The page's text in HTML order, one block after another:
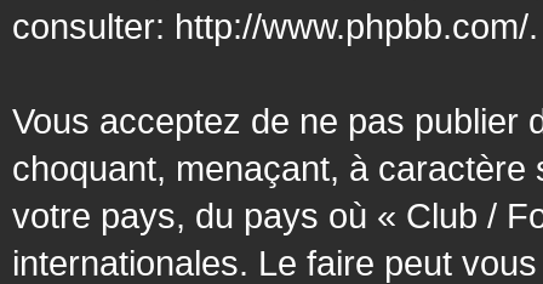
consulter: http://www.phpbb.com/.
Vous acceptez de ne pas publier
choquant, menaçant, à
votre pays, du pays où « Club /
internationales. Le faire peut